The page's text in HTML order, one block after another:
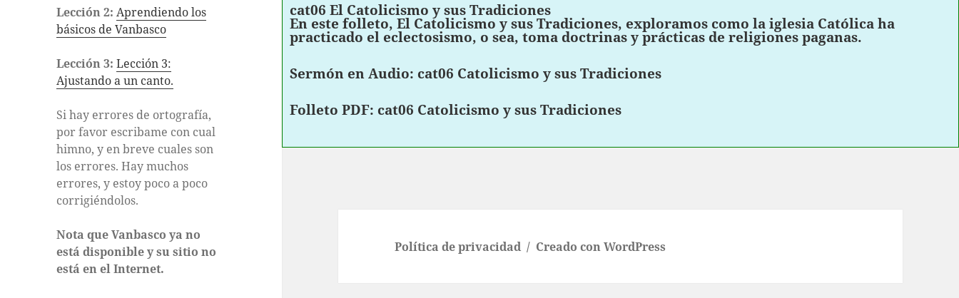
Lección 2: Aprendiendo los
básicos de Vanbasco
Lección 3: Lección 3:
Ajustando a un canto.
Si hay errores de ortografía,
por favor escribame con cual
himno, y en breve cuales son
los errores. Hay muchos
errores, y estoy poco a poco
corrigiéndolos.
Nota que Vanbasco ya no
está disponible y su sitio no
está en el Internet.
cat06 El Catolicismo y sus Tradiciones
En este folleto, El Catolicismo y sus Tradiciones, exploramos como la iglesia Católica ha
practicado el eclectosismo, o sea, toma doctrinas y prácticas de religiones paganas.
Sermón en Audio: cat06 Catolicismo y sus Tradiciones
Folleto PDF: cat06 Catolicismo y sus Tradiciones
Política de privacidad Creado con WordPress